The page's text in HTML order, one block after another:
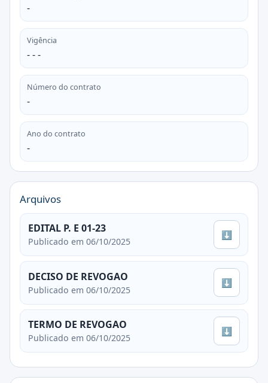
-
Vigência
- - -
Número do contrato
-
Ano do contrato
-
Arquivos
EDITAL P. E 01-23
Publicado em 06/10/2025
⬇
DECISO DE REVOGAO
Publicado em 06/10/2025
⬇
TERMO DE REVOGAO
Publicado em 06/10/2025
⬇